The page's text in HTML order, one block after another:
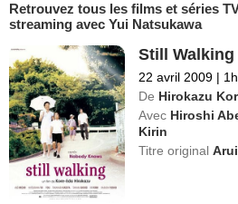
Retrouvez tous les films et séries
streaming avec Yui Natsukawa
Still Walking
22 avril 2009 |
De Hirokazu
Avec Hiroshi
Kirin
Titre original